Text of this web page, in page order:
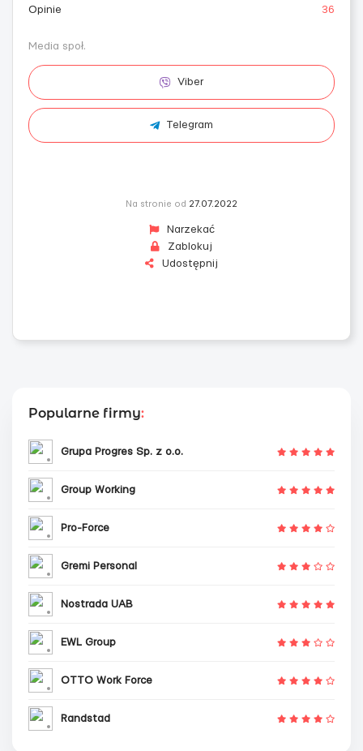
Opinie
36
Media społ.
Viber
Telegram
Na stronie od 27.07.2022
Narzekać
Zablokuj
Udostępnij
Popularne firmy:
Grupa Progres Sp. z o.o.
Group Working
Pro-Force
Gremi Personal
Nostrada UAB
EWL Group
OTTO Work Force
Randstad